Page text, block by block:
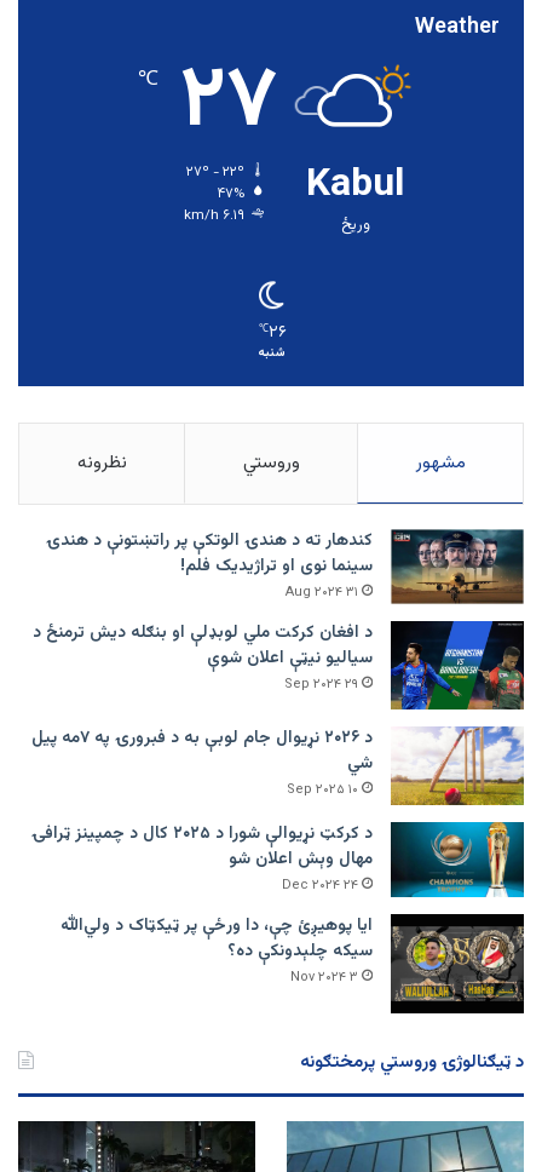
Weather
Kabul
وریځ
۲۷ ℃
۴۷%
۶.۱۹ km/h
۲۶℃
شنبه
مشهور وروستي نظرونه
کندهار ته د هندۍ الوتکې پر راتښتونې د هندۍ
سینما نوی او تراژيديک فلم!
۳۱ Aug ۲۰۲۴
د افغان کرکت ملي لوبډلې او بنګله دیش ترمنځ د
سیالیو نیټې اعلان شوې
۲۹ Sep ۲۰۲۴
د ۲۰۲۶ نړیوال جام لوبې به د فبرورۍ په ۷مه پیل
شي
۱۰ Sep ۲۰۲۵
د کرکټ نړیوالې شورا د ۲۰۲۵ کال د چمپینز ټرافۍ
مهال وېش اعلان شو
۲۴ Dec ۲۰۲۴
ایا پوهیږئ چې، دا ورځې پر ټيکټاک د ولي‌الله
سیکه چلېدونکې ده؟
۳ Nov ۲۰۲۴
د ټیګنالوژۍ وروستي پرمختګونه